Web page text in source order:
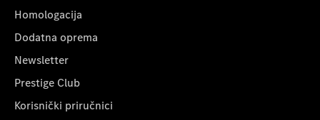
Homologacija
Dodatna oprema
Newsletter
Prestige Club
Korisnički priručnici